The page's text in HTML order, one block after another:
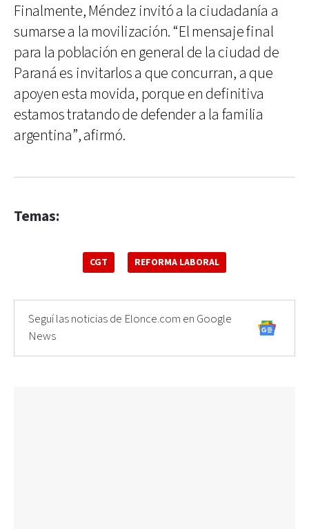
Finalmente, Méndez invitó a la ciudadanía a
sumarse a la movilización. “El mensaje final
para la población en general de la ciudad de
Paraná es invitarlos a que concurran, a que
apoyen esta movida, porque en definitiva
estamos tratando de defender a la familia
argentina”, afirmó.
Temas:
CGT REFORMA LABORAL
Seguí las noticias de Elonce.com en Google
News